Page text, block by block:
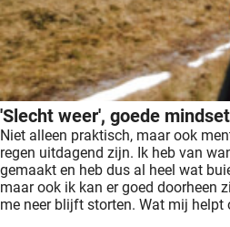
'Slecht weer', goede mindset
Niet alleen praktisch, maar ook
regen uitdagend zijn. Ik heb van
gemaakt en heb dus al heel wat
maar ook ik kan er goed doorheen
me neer blijft storten. Wat mij helpt